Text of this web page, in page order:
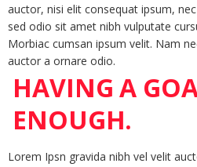
auctor, nisi elit consequat ipsum,
sed odio sit amet nibh vulputate
Morbiac cumsan ipsum velit. Nam
auctor a ornare odio.
HAVING A
ENOUGH.
Lorem Ipsn gravida nibh vel velit